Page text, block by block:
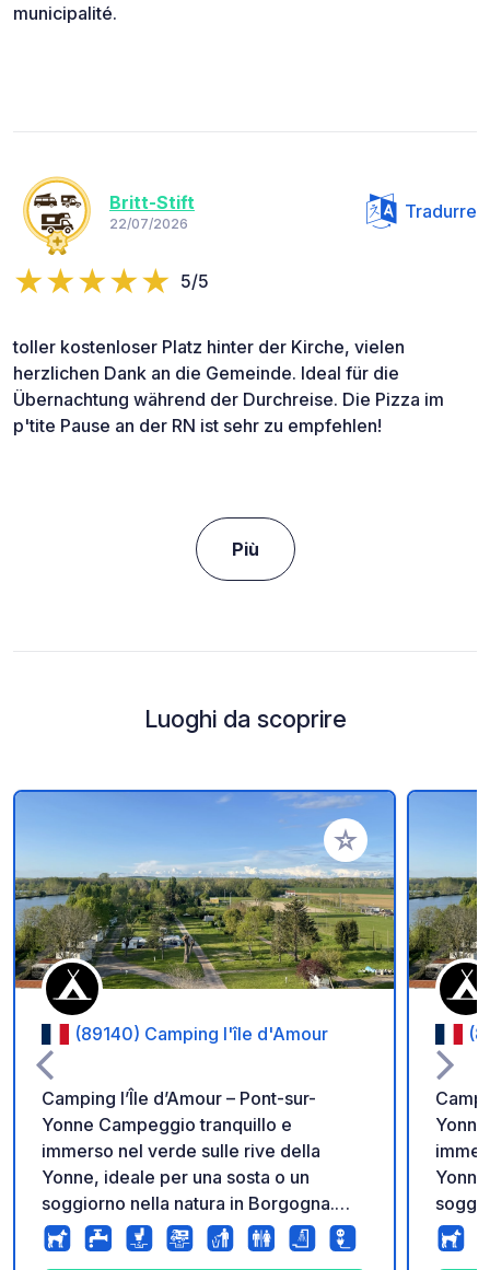
municipalité.
Britt-Stift
22/07/2026
Tradurre
5/5
toller kostenloser Platz hinter der Kirche, vielen
herzlichen Dank an die Gemeinde. Ideal für die
Übernachtung während der Durchreise. Die Pizza im
p'tite Pause an der RN ist sehr zu empfehlen!
Più
Luoghi da scoprire
Aggiungi ai tuoi
(89140) Camping l'île d'Amour
Camping l’Île d’Amour – Pont-sur-
Yonne Campeggio tranquillo e
immerso nel verde sulle rive della
Yonne, ideale per una sosta o un
soggiorno nella natura in Borgogna.
Accesso diretto alla pista ciclabile V55.
Stazione ferroviaria raggiungibile a
Yonne Campeggio